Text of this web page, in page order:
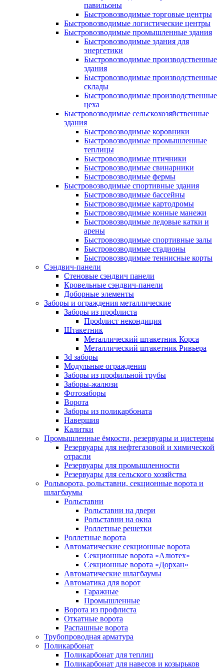
павильоны
Быстровозводимые торговые центры
Быстровозводимые логистические центры
Быстровозводимые промышленные здания
Быстровозводимые здания для
энергетики
Быстровозводимые производственные
здания
Быстровозводимые производственные
склады
Быстровозводимые производственные
цеха
Быстровозводимые сельскохозяйственные
здания
Быстровозводимые коровники
Быстровозводимые промышленные
теплицы
Быстровозводимые птичники
Быстровозводимые свинарники
Быстровозводимые фермы
Быстровозводимые спортивные здания
Быстровозводимые бассейны
Быстровозводимые картодромы
Быстровозводимые конные манежи
Быстровозводимые ледовые катки и
арены
Быстровозводимые спортивные залы
Быстровозводимые стадионы
Быстровозводимые теннисные корты
Сэндвич-панели
Стеновые сэндвич панели
Кровельные сэндвич-панели
Доборные элементы
Заборы и ограждения металлические
Заборы из профлиста
Профлист некондиция
Штакетник
Металлический штакетник Корса
Металлический штакетник Ривьера
3d заборы
Модульные ограждения
Заборы из профильной трубы
Заборы-жалюзи
Фотозаборы
Ворота
Заборы из поликарбоната
Навершия
Калитки
Промышленные ёмкости, резервуары и цистерны
Резервуары для нефтегазовой и химической
отрасли
Резервуары для промышленности
Резервуары для сельского хозяйства
Рольворота, рольставни, секционные ворота и
шлагбаумы
Рольставни
Рольставни на двери
Рольставни на окна
Роллетные решетки
Роллетные ворота
Автоматические секционные ворота
Секционные ворота «Алютех»
Секционные ворота «Дорхан»
Автоматические шлагбаумы
Автоматика для ворот
Гаражные
Промышленные
Ворота из профлиста
Откатные ворота
Распашные ворота
Трубопроводная арматура
Поликарбонат
Поликарбонат для теплиц
Поликарбонат для навесов и козырьков